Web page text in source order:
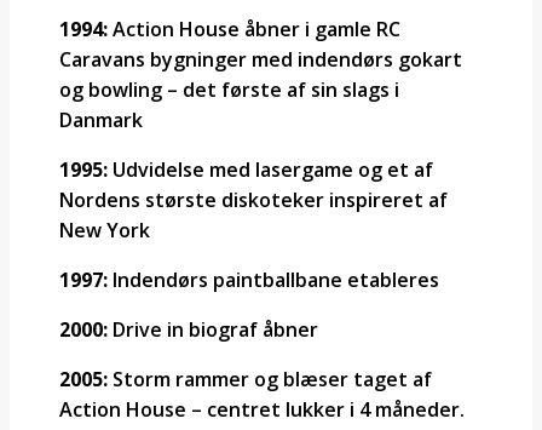
1994:Action House åbner i gamle RC
Caravans bygninger med indendørs gokart
og bowling – det første af sin slags i
Danmark
1995: Udvidelse med lasergame og et af
Nordens største diskoteker inspireret af
New York
1997: Indendørs paintballbane etableres
2000: Drive in biograf åbner
2005: Storm rammer og blæser taget af
Action House – centret lukker i 4 måneder.